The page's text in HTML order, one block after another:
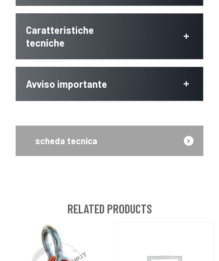
Caratteristiche
tecniche
Avviso importante
scheda tecnica
RELATED PRODUCTS